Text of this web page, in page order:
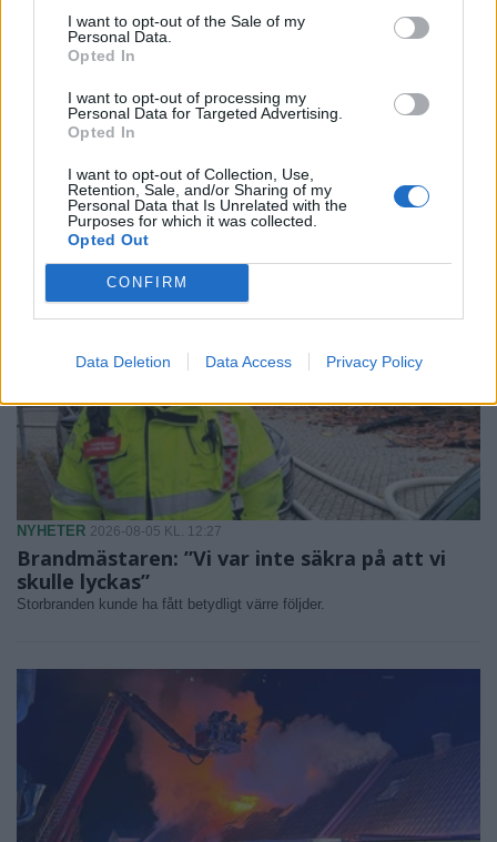
I want to opt-out of the Sale of my
Personal Data.
Opted In
I want to opt-out of processing my
Personal Data for Targeted Advertising.
Opted In
I want to opt-out of Collection, Use,
Retention, Sale, and/or Sharing of my
Personal Data that Is Unrelated with the
Purposes for which it was collected.
Opted Out
CONFIRM
Data Deletion Data Access Privacy Policy
NYHETER 2026-08-05 KL. 12:27
Brandmästaren: ”Vi var inte säkra på att vi
skulle lyckas”
Storbranden kunde ha fått betydligt värre följder.